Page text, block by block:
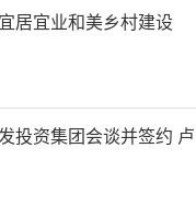
居宜业和美乡村建设
投资集团会谈并签约 卢